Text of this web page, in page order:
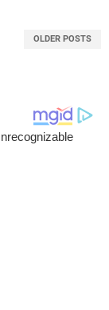
OLDER POSTS